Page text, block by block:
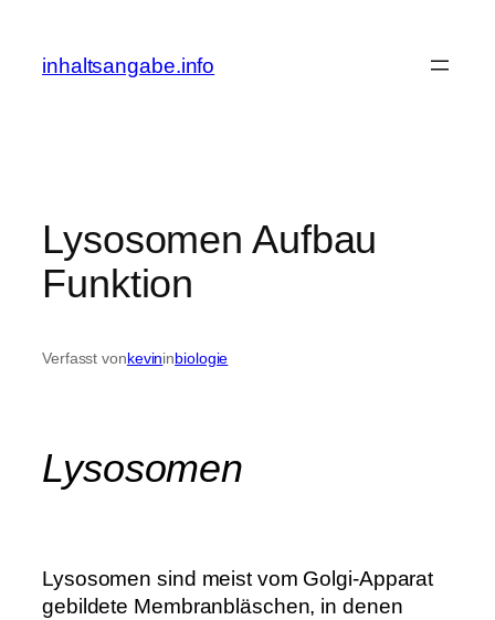
springen
inhaltsangabe.info
Lysosomen Aufbau
Funktion
Verfasst vonkevininbiologie
Lysosomen
Lysosomen sind meist vom Golgi-Apparat
gebildete Membranbläschen, in denen